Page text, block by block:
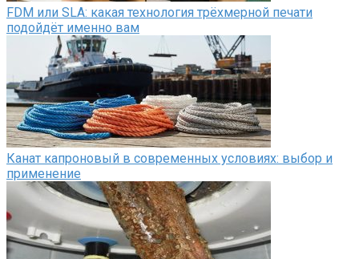
FDM или SLA: какая технология трёхмерной печати
подойдёт именно вам
Канат капроновый в современных условиях: выбор и
применение